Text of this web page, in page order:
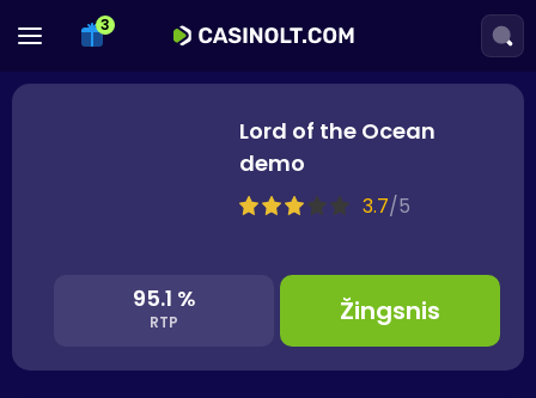
Lord of the Ocean
demo
3.7/5
95.1 %
RTP Žingsnis